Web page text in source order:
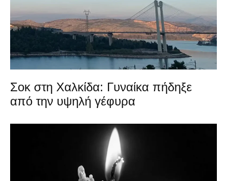
Σοκ στη Χαλκίδα: Γυναίκα πήδηξε
από την υψηλή γέφυρα